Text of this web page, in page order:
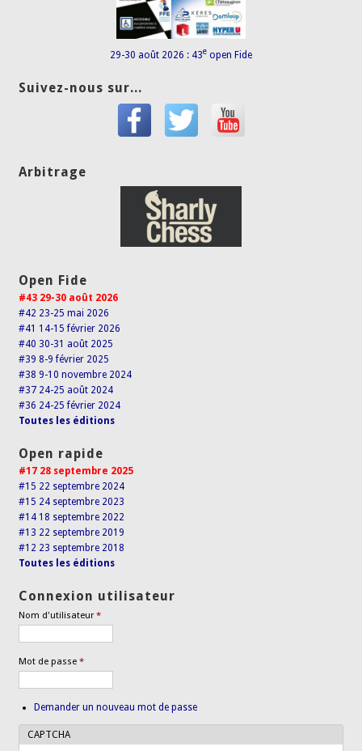
29-30 août 2026 : 43e open Fide
Suivez-nous sur...
Arbitrage
Open Fide
#43 29-30 août 2026
#42 23-25 mai 2026
#41 14-15 février 2026
#40 30-31 août 2025
#39 8-9 février 2025
#38 9-10 novembre 2024
#37 24-25 août 2024
#36 24-25 février 2024
Toutes les éditions
Open rapide
#17 28 septembre 2025
#15 22 septembre 2024
#15 24 septembre 2023
#14 18 septembre 2022
#13 22 septembre 2019
#12 23 septembre 2018
Toutes les éditions
Connexion utilisateur
Nom d'utilisateur*
Mot de passe*
Demander un nouveau mot de passe
CAPTCHA